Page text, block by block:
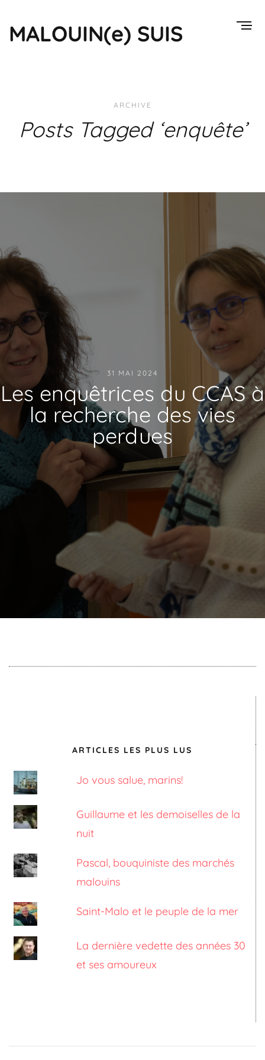
MALOUIN(e) SUIS
ARCHIVE
Posts Tagged ‘enquête’
31 MAI 2024
Les enquêtrices du CCAS à
la recherche des vies
perdues
ARTICLES LES PLUS LUS
Jo vous salue, marins!
Guillaume et les demoiselles de la
nuit
Pascal, bouquiniste des marchés
malouins
Saint-Malo et le peuple de la mer
La dernière vedette des années 30
et ses amoureux